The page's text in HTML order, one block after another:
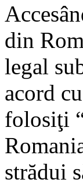
din
legal
acord
folosiţi
strădui